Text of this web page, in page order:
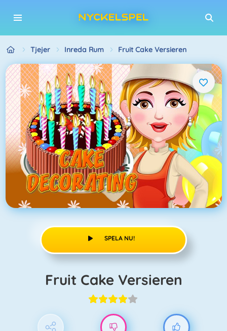
Tjejer Inreda Rum Fruit Cake Versieren
SPELA NU!
Fruit Cake Versieren